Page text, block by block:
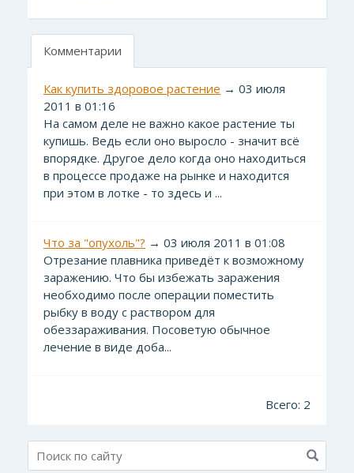
Комментарии
Как купить здоровое растение → 03 июля
2011 в 01:16
На самом деле не важно какое растение ты
купишь. Ведь если оно выросло - значит всё
впорядке. Другое дело когда оно находиться
в процессе продаже на рынке и находится
при этом в лотке - то здесь и ...
Что за "опухоль"? → 03 июля 2011 в 01:08
Отрезание плавника приведёт к возможному
заражению. Что бы избежать заражения
необходимо после операции поместить
рыбку в воду с раствором для
обеззараживания. Посоветую обычное
лечение в виде доба...
Всего: 2